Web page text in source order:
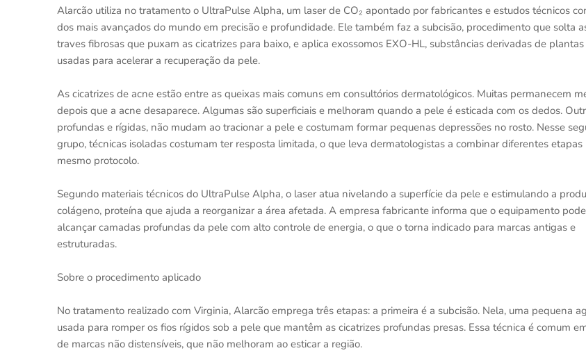
Alarcão utiliza no tratamento o UltraPulse Alpha, um laser de CO₂ apontado por fabricantes e estudos técnicos
dos mais avançados do mundo em precisão e profundidade. Ele também faz a subcisão, procedimento que solta
traves fibrosas que puxam as cicatrizes para baixo, e aplica exossomos EXO-HL, substâncias derivadas de plantas
usadas para acelerar a recuperação da pele.
As cicatrizes de acne estão entre as queixas mais comuns em consultórios dermatológicos. Muitas permanecem
depois que a acne desaparece. Algumas são superficiais e melhoram quando a pele é esticada com os dedos.
profundas e rígidas, não mudam ao tracionar a pele e costumam formar pequenas depressões no rosto. Nesse
grupo, técnicas isoladas costumam ter resposta limitada, o que leva dermatologistas a combinar diferentes etapas
mesmo protocolo.
Segundo materiais técnicos do UltraPulse Alpha, o laser atua nivelando a superfície da pele e estimulando a
colágeno, proteína que ajuda a reorganizar a área afetada. A empresa fabricante informa que o equipamento pode
alcançar camadas profundas da pele com alto controle de energia, o que o torna indicado para marcas antigas e
estruturadas.
Sobre o procedimento aplicado
No tratamento realizado com Virginia, Alarcão emprega três etapas: a primeira é a subcisão. Nela, uma pequena
usada para romper os fios rígidos sob a pele que mantêm as cicatrizes profundas presas. Essa técnica é comum
de marcas não distensíveis, que não melhoram ao esticar a região.